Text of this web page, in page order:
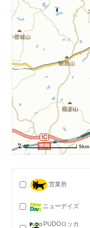
5km
営業所
ニューデイズ
PUDOロッカ